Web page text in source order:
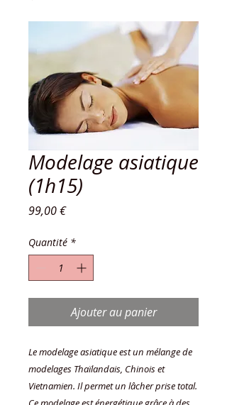
Modelage asiatique
(1h15)
99,00 €Prix
Quantité *
Ajouter au panier
Le modelage asiatique est un mélange de
modelages Thaïlandais, Chinois et
Vietnamien. Il permet un lâcher prise total.